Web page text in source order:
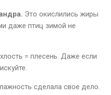
Это окислились жиры
даже птиц зимой не
= плесень. Даже если
сделала свое дело.